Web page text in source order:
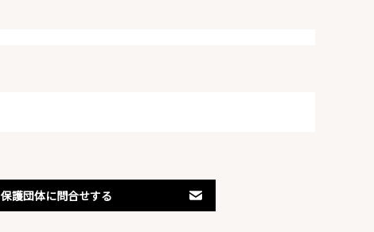
保護団体に問合せする